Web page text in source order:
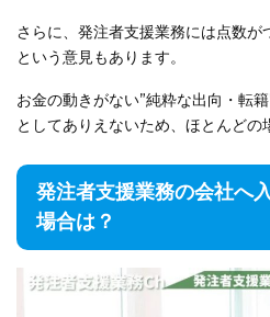
さらに、発注者支援業務には点数
という意見もあります。
お金の動きがない”純粋な出向・転
としてありえないため、ほとんどの
発注者支援業務の会社へ
場合は？